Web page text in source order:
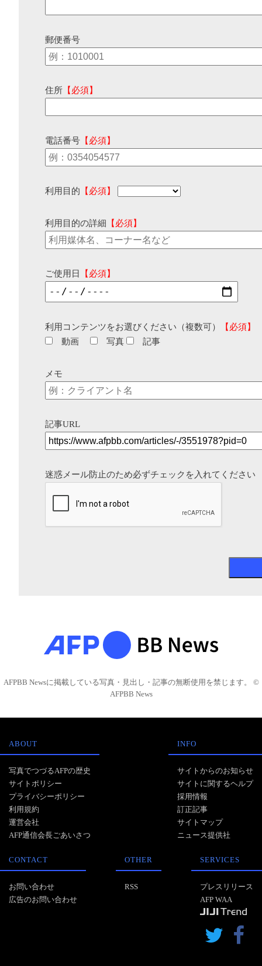
郵便番号
住所 【必須】
電話番号 【必須】
利用目的 【必須】
利用目的の詳細 【必須】
ご使用日 【必須】
利用コンテンツをお選びください（複数可）
【必須】
動画
写真 記事
メモ
記事URL
迷惑メール防止のため必ずチェックを入れてください
AFPBB Newsに掲載している写真・見出し・記事の無断使用を禁じます。 ©
AFPBB News
ABOUT
写真でつづるAFPの歴史
サイトポリシー
プライバシーポリシー
利用規約
運営会社
AFP通信会長ごあいさつ
INFO
サイトからのお知らせ
サイトに関するヘルプ
採用情報
訂正記事
サイトマップ
ニュース提供社
CONTACT
お問い合わせ
広告のお問い合わせ
OTHER
RSS
SERVICES
プレスリリース
AFP WAA